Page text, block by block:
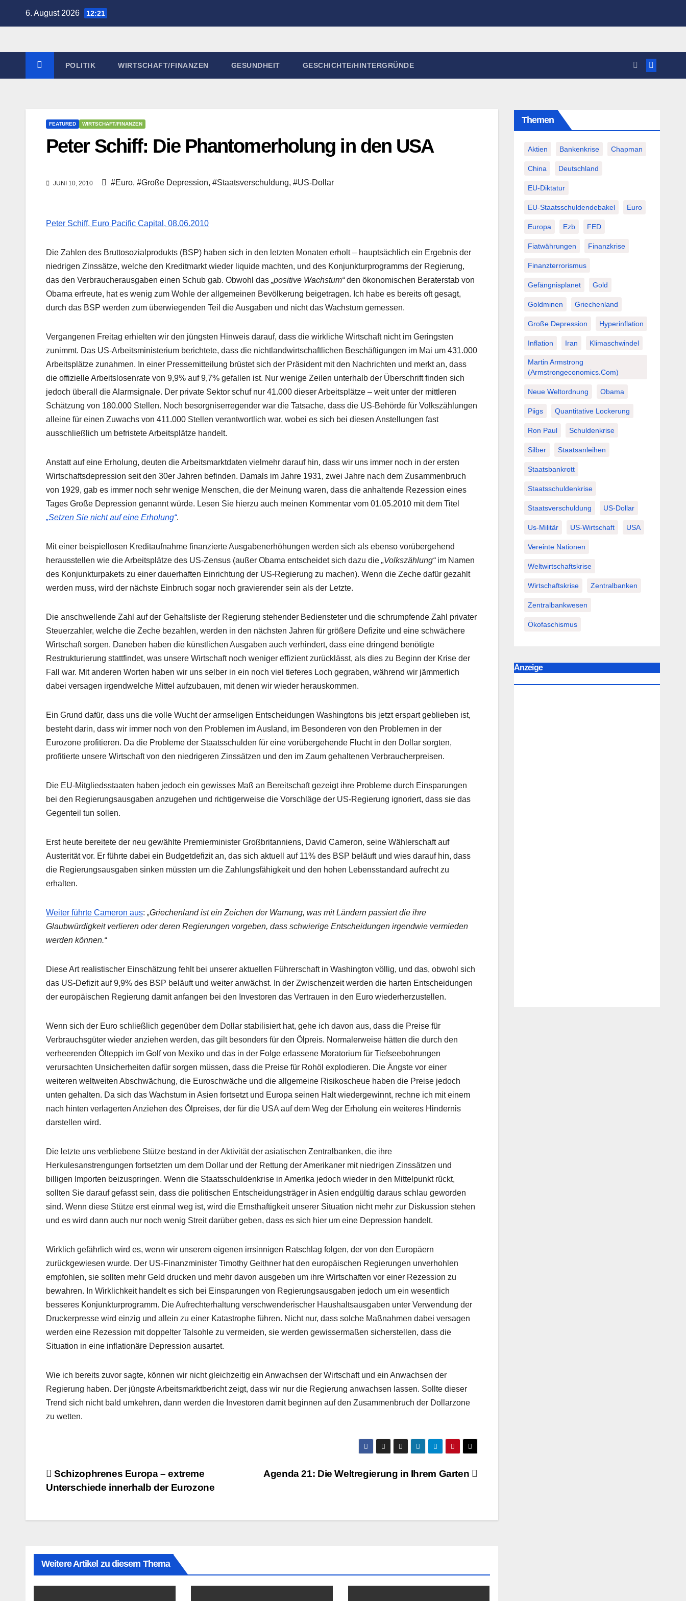
6. August 2026 12:21
POLITIK WIRTSCHAFT/FINANZEN GESUNDHEIT GESCHICHTE/HINTERGRÜNDE
FEATURED WIRTSCHAFT/FINANZEN
Peter Schiff: Die Phantomerholung in den USA
JUNI 10, 2010 #Euro, #Große Depression, #Staatsverschuldung, #US-Dollar
Peter Schiff, Euro Pacific Capital, 08.06.2010
Die Zahlen des Bruttosozialprodukts (BSP) haben sich in den letzten Monaten erholt – hauptsächlich ein Ergebnis der
niedrigen Zinssätze, welche den Kreditmarkt wieder liquide machten, und des Konjunkturprogramms der Regierung,
das den Verbraucherausgaben einen Schub gab. Obwohl das „positive Wachstum“den ökonomischen Beraterstab von
Obama erfreute, hat es wenig zum Wohle der allgemeinen Bevölkerung beigetragen. Ich habe es bereits oft gesagt,
durch das BSP werden zum überwiegenden Teil die Ausgaben und nicht das Wachstum gemessen.
Vergangenen Freitag erhielten wir den jüngsten Hinweis darauf, dass die wirkliche Wirtschaft nicht im Geringsten
zunimmt. Das US-Arbeitsministerium berichtete, dass die nichtlandwirtschaftlichen Beschäftigungen im Mai um 431.000
Arbeitsplätze zunahmen. In einer Pressemitteilung brüstet sich der Präsident mit den Nachrichten und merkt an, dass
die offizielle Arbeitslosenrate von 9,9% auf 9,7% gefallen ist. Nur wenige Zeilen unterhalb der Überschrift finden sich
jedoch überall die Alarmsignale. Der private Sektor schuf nur 41.000 dieser Arbeitsplätze – weit unter der mittleren
Schätzung von 180.000 Stellen. Noch besorgniserregender war die Tatsache, dass die US-Behörde für Volkszählungen
alleine für einen Zuwachs von 411.000 Stellen verantwortlich war, wobei es sich bei diesen Anstellungen fast
ausschließlich um befristete Arbeitsplätze handelt.
Anstatt auf eine Erholung, deuten die Arbeitsmarktdaten vielmehr darauf hin, dass wir uns immer noch in der ersten
Wirtschaftsdepression seit den 30er Jahren befinden. Damals im Jahre 1931, zwei Jahre nach dem Zusammenbruch
von 1929, gab es immer noch sehr wenige Menschen, die der Meinung waren, dass die anhaltende Rezession eines
Tages Große Depression genannt würde. Lesen Sie hierzu auch meinen Kommentar vom 01.05.2010 mit dem Titel
„Setzen Sie nicht auf eine Erholung“.
Mit einer beispiellosen Kreditaufnahme finanzierte Ausgabenerhöhungen werden sich als ebenso vorübergehend
herausstellen wie die Arbeitsplätze des US-Zensus (außer Obama entscheidet sich dazu die „Volkszählung“im Namen
des Konjunkturpakets zu einer dauerhaften Einrichtung der US-Regierung zu machen). Wenn die Zeche dafür gezahlt
werden muss, wird der nächste Einbruch sogar noch gravierender sein als der Letzte.
Die anschwellende Zahl auf der Gehaltsliste der Regierung stehender Bediensteter und die schrumpfende Zahl privater
Steuerzahler, welche die Zeche bezahlen, werden in den nächsten Jahren für größere Defizite und eine schwächere
Wirtschaft sorgen. Daneben haben die künstlichen Ausgaben auch verhindert, dass eine dringend benötigte
Restrukturierung stattfindet, was unsere Wirtschaft noch weniger effizient zurücklässt, als dies zu Beginn der Krise der
Fall war. Mit anderen Worten haben wir uns selber in ein noch viel tieferes Loch gegraben, während wir jämmerlich
dabei versagen irgendwelche Mittel aufzubauen, mit denen wir wieder herauskommen.
Ein Grund dafür, dass uns die volle Wucht der armseligen Entscheidungen Washingtons bis jetzt erspart geblieben ist,
besteht darin, dass wir immer noch von den Problemen im Ausland, im Besonderen von den Problemen in der
Eurozone profitieren. Da die Probleme der Staatsschulden für eine vorübergehende Flucht in den Dollar sorgten,
profitierte unsere Wirtschaft von den niedrigeren Zinssätzen und den im Zaum gehaltenen Verbraucherpreisen.
Die EU-Mitgliedsstaaten haben jedoch ein gewisses Maß an Bereitschaft gezeigt ihre Probleme durch Einsparungen
bei den Regierungsausgaben anzugehen und richtigerweise die Vorschläge der US-Regierung ignoriert, dass sie das
Gegenteil tun sollen.
Erst heute bereitete der neu gewählte Premierminister Großbritanniens, David Cameron, seine Wählerschaft auf
Austerität vor. Er führte dabei ein Budgetdefizit an, das sich aktuell auf 11% des BSP beläuft und wies darauf hin, dass
die Regierungsausgaben sinken müssten um die Zahlungsfähigkeit und den hohen Lebensstandard aufrecht zu
erhalten.
Weiter führte Cameron aus: „Griechenland ist ein Zeichen der Warnung, was mit Ländern passiert die ihre
Glaubwürdigkeit verlieren oder deren Regierungen vorgeben, dass schwierige Entscheidungen irgendwie vermieden
werden können.“
Diese Art realistischer Einschätzung fehlt bei unserer aktuellen Führerschaft in Washington völlig, und das, obwohl sich
das US-Defizit auf 9,9% des BSP beläuft und weiter anwächst. In der Zwischenzeit werden die harten Entscheidungen
der europäischen Regierung damit anfangen bei den Investoren das Vertrauen in den Euro wiederherzustellen.
Wenn sich der Euro schließlich gegenüber dem Dollar stabilisiert hat, gehe ich davon aus, dass die Preise für
Verbrauchsgüter wieder anziehen werden, das gilt besonders für den Ölpreis. Normalerweise hätten die durch den
verheerenden Ölteppich im Golf von Mexiko und das in der Folge erlassene Moratorium für Tiefseebohrungen
verursachten Unsicherheiten dafür sorgen müssen, dass die Preise für Rohöl explodieren. Die Ängste vor einer
weiteren weltweiten Abschwächung, die Euroschwäche und die allgemeine Risikoscheue haben die Preise jedoch
unten gehalten. Da sich das Wachstum in Asien fortsetzt und Europa seinen Halt wiedergewinnt, rechne ich mit einem
nach hinten verlagerten Anziehen des Ölpreises, der für die USA auf dem Weg der Erholung ein weiteres Hindernis
darstellen wird.
Die letzte uns verbliebene Stütze bestand in der Aktivität der asiatischen Zentralbanken, die ihre
Herkulesanstrengungen fortsetzten um dem Dollar und der Rettung der Amerikaner mit niedrigen Zinssätzen und
billigen Importen beizuspringen. Wenn die Staatsschuldenkrise in Amerika jedoch wieder in den Mittelpunkt rückt,
sollten Sie darauf gefasst sein, dass die politischen Entscheidungsträger in Asien endgültig daraus schlau geworden
sind. Wenn diese Stütze erst einmal weg ist, wird die Ernsthaftigkeit unserer Situation nicht mehr zur Diskussion stehen
und es wird dann auch nur noch wenig Streit darüber geben, dass es sich hier um eine Depression handelt.
Wirklich gefährlich wird es, wenn wir unserem eigenen irrsinnigen Ratschlag folgen, der von den Europäern
zurückgewiesen wurde. Der US-Finanzminister Timothy Geithner hat den europäischen Regierungen unverhohlen
empfohlen, sie sollten mehr Geld drucken und mehr davon ausgeben um ihre Wirtschaften vor einer Rezession zu
bewahren. In Wirklichkeit handelt es sich bei Einsparungen von Regierungsausgaben jedoch um ein wesentlich
besseres Konjunkturprogramm. Die Aufrechterhaltung verschwenderischer Haushaltsausgaben unter Verwendung der
Druckerpresse wird einzig und allein zu einer Katastrophe führen. Nicht nur, dass solche Maßnahmen dabei versagen
werden eine Rezession mit doppelter Talsohle zu vermeiden, sie werden gewissermaßen sicherstellen, dass die
Situation in eine inflationäre Depression ausartet.
Wie ich bereits zuvor sagte, können wir nicht gleichzeitig ein Anwachsen der Wirtschaft und ein Anwachsen der
Regierung haben. Der jüngste Arbeitsmarktbericht zeigt, dass wir nur die Regierung anwachsen lassen. Sollte dieser
Trend sich nicht bald umkehren, dann werden die Investoren damit beginnen auf den Zusammenbruch der Dollarzone
zu wetten.
Beitragsnavigation Agenda 21: Die Weltregierung in Ihrem Garten
Schizophrenes Europa – extreme
Unterschiede innerhalb der Eurozone
Weitere Artikel zu diesem Thema
Themen
Aktien Bankenkrise Chapman
China Deutschland
EU-Diktatur
EU-Staatsschuldendebakel Euro
Europa Ezb FED
Fiatwährungen Finanzkrise
Finanzterrorismus
Gefängnisplanet Gold
Goldminen Griechenland
Große Depression Hyperinflation
Inflation Iran Klimaschwindel
Martin Armstrong
(Armstrongeconomics.com)
Neue Weltordnung Obama
Piigs Quantitative Lockerung
Ron Paul Schuldenkrise
Silber Staatsanleihen
Staatsbankrott
Staatsschuldenkrise
Staatsverschuldung US-Dollar
Us-Militär US-Wirtschaft USA
Vereinte Nationen
Weltwirtschaftskrise
Wirtschaftskrise Zentralbanken
Zentralbankwesen
Ökofaschismus
Anzeige